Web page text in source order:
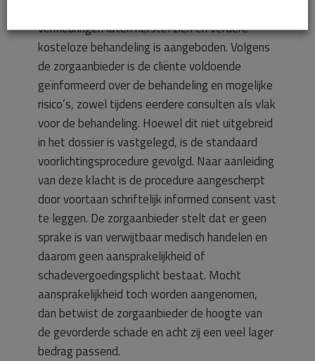
verkleuringen laten herstel zien en verdere
kosteloze behandeling is aangeboden. Volgens
de zorgaanbieder is de cliënte voldoende
geïnformeerd over de behandeling en mogelijke
risico’s, zowel tijdens eerdere consulten als vlak
voor de behandeling. Hoewel dit niet uitgebreid
in het dossier is vastgelegd, is de standaard
voorlichtingsprocedure gevolgd. Naar aanleiding
van deze klacht is de procedure aangescherpt
door voortaan schriftelijk informed consent vast
te leggen. De zorgaanbieder stelt dat er geen
sprake is van verwijtbaar medisch handelen en
daarom geen aansprakelijkheid of
schadevergoedingsplicht bestaat. Mocht
aansprakelijkheid toch worden aangenomen,
dan betwist de zorgaanbieder de hoogte van
de gevorderde schade en acht zij een veel lager
bedrag passend.